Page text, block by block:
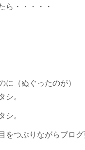
ら・・・・・
に（ぬぐったのが）
シ。
シ。
をつぶりながらブロ